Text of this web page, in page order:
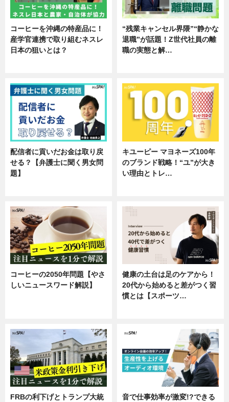
コーヒーを沖縄の特産品に！
産学官連携で取り組むネスレ
日本の狙いとは？
“残業キャンセル界隈”“静かな
退職”が話題！Z世代社員の離
職の実態と解…
配信者に貢いだお金は取り戻
せる？【弁護士に聞く男女問
題】
キユーピー マヨネーズ100年
のブランド戦略！“ユ”が大き
い理由とトレ…
コーヒーの2050年問題【やさ
しいニュースワード解説】
健康の土台は足のケアから！
20代から始めると差がつく習
慣とは【スポーツ…
FRBの利下げとトランプ大統 音で仕事効率が激変!?できる